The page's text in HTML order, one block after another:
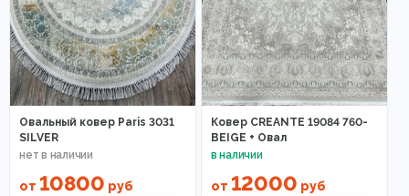
Овальный ковер Paris 3031
SILVER
от 10800 руб
Ковер CREANTE 19084 760-
BEIGE + Овал
от 12000 руб